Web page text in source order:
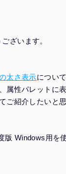
ざいます。
太さ表示につい
属性パレットに
ご紹介したいと
版 Windows用を